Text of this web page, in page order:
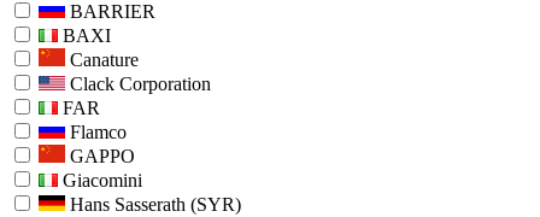
BARRIER
BAXI
Canature
Clack Corporation
FAR
Flamco
GAPPO
Giacomini
Hans Sasserath (SYR)